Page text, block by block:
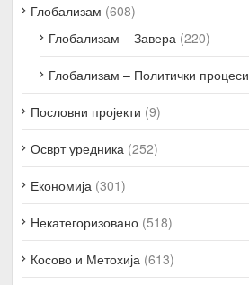
Глобализам (608)
Глобализам – Завера (220)
Глобализам – Политички процеси
Пословни пројекти (9)
Осврт уредника (252)
Економија (301)
Некатегоризовано (518)
Косово и Метохија (613)